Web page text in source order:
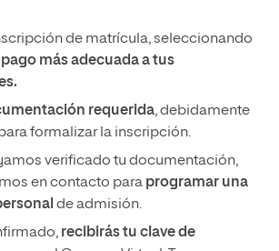
de matrícula, seleccionando
más adecuada a tus
requerida, debidamente
formalizar la inscripción.
verificado tu documentación,
en contacto para programar una
de admisión.
recibirás tu clave de